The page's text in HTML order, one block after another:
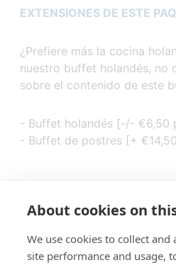
EXTENSIONES DE ESTE
¿Prefiere más la cocina
nuestro buffet holandés, no
sobre el contenido de este
- Buffet holandés [-/- €6,50
- Buffet de postres [+
About cookies on
We use cookies to collect
site performance and usage,